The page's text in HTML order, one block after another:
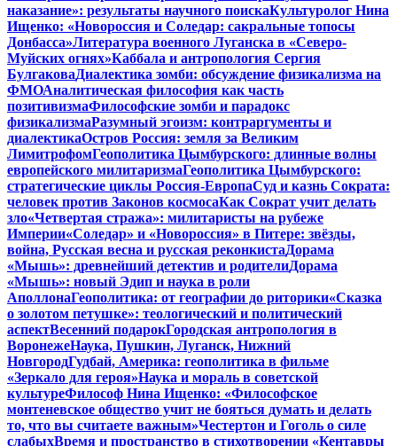
наказание»: результаты научного поискаКультуролог Нина
Ищенко: «Новороссия и Соледар: сакральные топосы
Донбасса»Литература военного Луганска в «Северо-
Муйских огнях»Каббала и антропология Сергия
БулгаковаДиалектика зомби: обсуждение физикализма на
ФМОАналитическая философия как часть
позитивизмаФилософские зомби и парадокс
физикализмаРазумный эгоизм: контраргументы и
диалектикаОстров Россия: земля за Великим
ЛимитрофомГеополитика Цымбурского: длинные волны
европейского милитаризмаГеополитика Цымбурского:
стратегические циклы Россия-ЕвропаСуд и казнь Сократа:
человек против Законов космосаКак Сократ учит делать
зло«Четвертая стража»: милитаристы на рубеже
Империи«Соледар» и «Новороссия» в Питере: звёзды,
война, Русская весна и русская реконкистаДорама
«Мышь»: древнейший детектив и родителиДорама
«Мышь»: новый Эдип и наука в роли
АполлонаГеополитика: от географии до риторики«Сказка
о золотом петушке»: теологический и политический
аспектВесенний подарокГородская антропология в
ВоронежеНаука, Пушкин, Луганск, Нижний
НовгородГудбай, Америка: геополитика в фильме
«Зеркало для героя»Наука и мораль в советской
культуреФилософ Нина Ищенко: «Философское
монтеневское общество учит не бояться думать и делать
то, что вы считаете важным»Честертон и Гоголь о силе
слабыхВремя и пространство в стихотворении «Кентавры